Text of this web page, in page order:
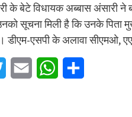
के बेटे विधायक अब्बास अंसारी ने
सूचना मिली है कि उनके
डीएम-एसपी के अलावा
Twitter Email WhatsApp